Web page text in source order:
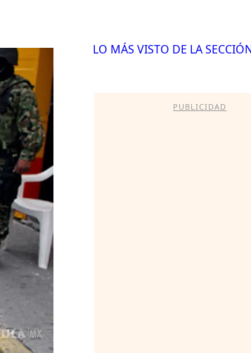
LO MÁS VISTO DE LA
PUBLICIDAD